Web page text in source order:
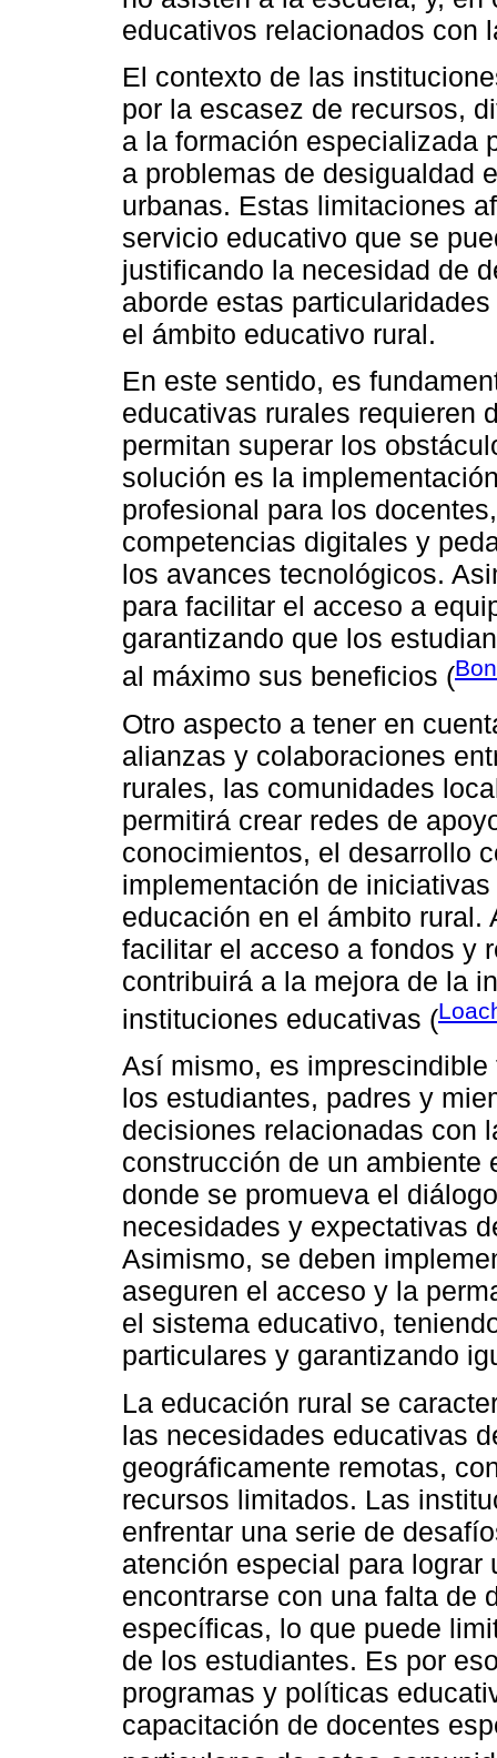
educativos relacionados con
El contexto de las
por la escasez de recursos,
a la formación especializada
a problemas de desigualdad
urbanas. Estas limitaciones
servicio educativo que se
justificando la necesidad de
aborde estas
el ámbito educativo rural.
En este sentido, es
educativas rurales requieren
permitan superar los
solución es la
profesional para los
competencias digitales y
los avances tecnológicos.
para facilitar el acceso a
garantizando que los
al máximo sus beneficios (
Otro aspecto a tener en
alianzas y colaboraciones
rurales, las comunidades
permitirá crear redes de
conocimientos, el desarrollo
implementación de
educación en el ámbito
facilitar el acceso a fondos y
contribuirá a la mejora de la
instituciones educativas (
Así mismo, es
los estudiantes, padres y
decisiones relacionadas con
construcción de un ambiente
donde se promueva el
necesidades y expectativas
Asimismo, se deben
aseguren el acceso y la
el sistema educativo,
particulares y garantizando
La educación rural se
las necesidades educativas
geográficamente remotas,
recursos limitados. Las
enfrentar una serie de
atención especial para
encontrarse con una falta de
específicas, lo que puede
de los estudiantes. Es por
programas y políticas
capacitación de docentes